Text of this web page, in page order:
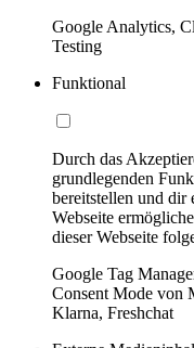
Google Analytics,
Testing
Funktional
Durch das
grundlegenden
bereitstellen und dir
Webseite
dieser Webseite
Google Tag
Consent Mode von
Klarna, Freshchat